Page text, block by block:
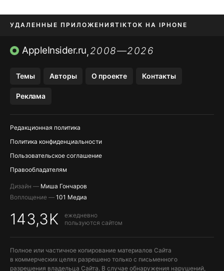
УДАЛЕННЫЕ ПРИЛОЖЕНИЯTIKTOK НА IPHONE
ПРИЛОЖЕНИЯ БЕЗ APP STORE
AppleInsider.ru,2008—2026
Темы Авторы О проекте Контакты
Реклама
Редакционная политика
Политика конфиденциальности
Пользовательское соглашение
Правообладателям
Дизайн — Миша Гончаров
Воплощение — 101 Медиа
143,3K
ежедневно
пользуются сайтом
Полное или частичное копирование материалов Сайта
в коммерческих целях разрешено только с письменного
разрешения владельца Сайта. В случае обнаружения нарушений,